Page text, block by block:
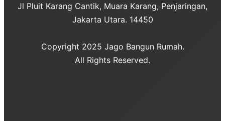
Jl Pluit Karang Cantik, Muara Karang, Penjaringan,
Jakarta Utara. 14450
Copyright 2025 Jago Bangun Rumah.
All Rights Reserved.